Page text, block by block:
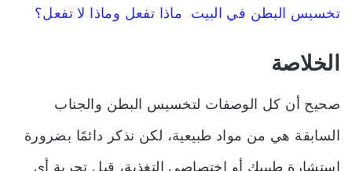
تخسيس البطن في البيت ماذا تفعل وماذا لا تفعل؟
الخلاصة
صحيح أن كل الوصفات لتخسيس البطن والجناب
السابقة هي من مواد طبيعية، لكن نذكر دائمًا بضرورة
استشارة طبيبك أو اختصاصي التغذية، قبل تجربة أي